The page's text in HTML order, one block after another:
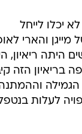
יכלו לייחל
והארי
היתה
הזה